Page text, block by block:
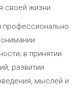
своей жизни.
профессионально
в принятии
развитии
мыслей и